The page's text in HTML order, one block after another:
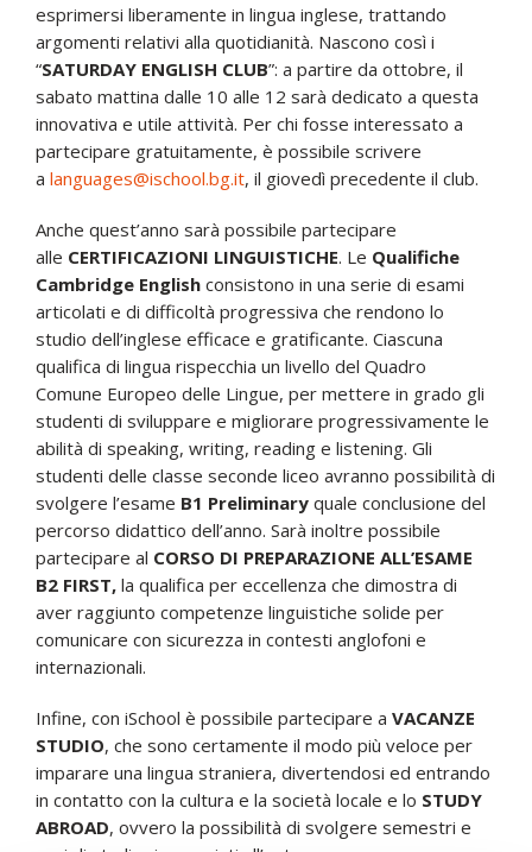
esprimersi liberamente in lingua inglese, trattando
argomenti relativi alla quotidianità. Nascono così i
“SATURDAY ENGLISH CLUB”: a partire da ottobre, il
sabato mattina dalle 10 alle 12 sarà dedicato a questa
innovativa e utile attività. Per chi fosse interessato a
partecipare gratuitamente, è possibile scrivere
a languages@ischool.bg.it, il giovedì precedente il club.
Anche quest’anno sarà possibile partecipare
alle CERTIFICAZIONI LINGUISTICHE. Le Qualifiche
Cambridge Englishconsistono in una serie di esami
articolati e di difficoltà progressiva che rendono lo
studio dell’inglese efficace e gratificante. Ciascuna
qualifica di lingua rispecchia un livello del Quadro
Comune Europeo delle Lingue, per mettere in grado gli
studenti di sviluppare e migliorare progressivamente le
abilità di speaking, writing, reading e listening. Gli
studenti delle classe seconde liceo avranno possibilità di
svolgere l’esame B1 Preliminaryquale conclusione del
percorso didattico dell’anno. Sarà inoltre possibile
partecipare al CORSO DI PREPARAZIONE ALL’ESAME
B2 FIRST,la qualifica per eccellenza che dimostra di
aver raggiunto competenze linguistiche solide per
comunicare con sicurezza in contesti anglofoni e
internazionali.
Infine, con iSchool è possibile partecipare a VACANZE
STUDIO, che sono certamente il modo più veloce per
imparare una lingua straniera, divertendosi ed entrando
in contatto con la cultura e la società locale e lo STUDY
ABROAD, ovvero la possibilità di svolgere semestri e